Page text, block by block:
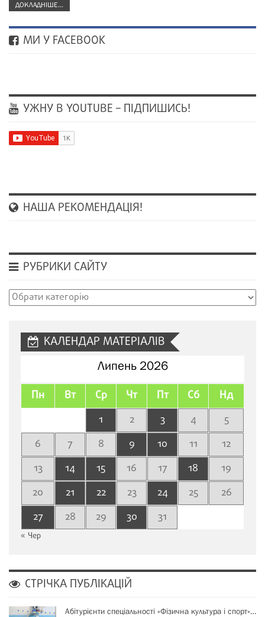
ДОКЛАДНІШЕ...
МИ У FACEBOOK
УЖНУ В YOUTUBE – ПІДПИШИСЬ!
НАША РЕКОМЕНДАЦІЯ!
РУБРИКИ САЙТУ
Рубрики
КАЛЕНДАР МАТЕРІАЛІВ
Липень 2026
Пн Вт Ср Чт Пт Сб Нд
1 2 3 4
5
6
7 8 9 10 11
12
13
14 15 16 17 18
19
20
21 22 23 24 25
26
27
28 29 30 31
« Чер
СТРІЧКА ПУБЛІКАЦІЙ
Абітурієнти спеціальності «Фізична культура і спорт»…